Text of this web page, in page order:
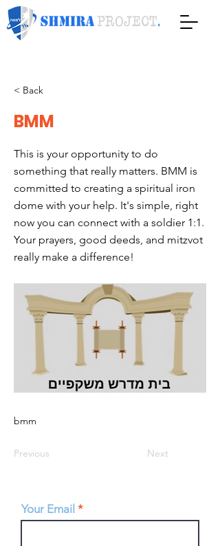
< Back
BMM
This is your opportunity to do
something that really matters. BMM is
committed to creating a spiritual iron
dome with your help. It's simple, right
now you can connect with a soldier 1:1.
Your prayers, good deeds, and mitzvot
really make a difference!
bmm
Previous Next
Your Email